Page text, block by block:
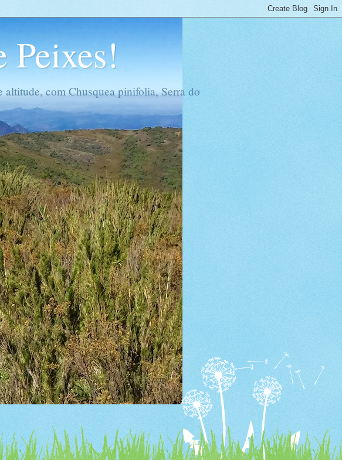
Peixes!
altitude, com Chusquea pinifolia, Serra do